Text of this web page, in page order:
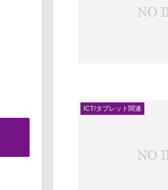
ICT/タブレット関連